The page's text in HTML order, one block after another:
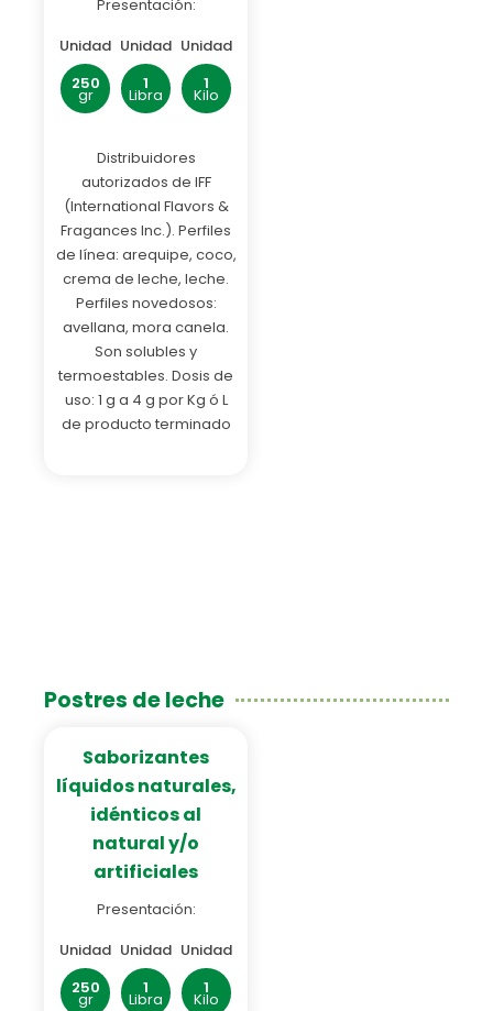
Presentación:
Unidad
250
gr
Unidad
1
Libra
Unidad
1
Kilo
Distribuidores
autorizados de IFF
(International Flavors &
Fragances Inc.). Perfiles
de línea: arequipe, coco,
crema de leche, leche.
Perfiles novedosos:
avellana, mora canela.
Son solubles y
termoestables. Dosis de
uso: 1 g a 4 g por Kg ó L
de producto terminado
Postres de leche
Saborizantes
líquidos naturales,
idénticos al
natural y/o
artificiales
Presentación:
Unidad
250
gr
Unidad
1
Libra
Unidad
1
Kilo